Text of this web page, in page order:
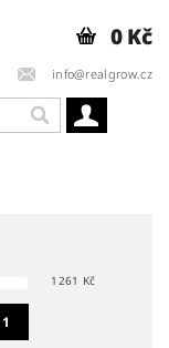
info@realgrow.cz
0 Kč
1261 Kč
1